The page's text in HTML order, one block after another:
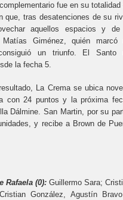
fue en su totalidad
que, tras desatenciones de su
aquellos espacios y
Giménez, quién marcó
un triunfo. El Santo
la fecha 5.
La Crema se ubica
con 24 puntos y la próxima
Dálmine. San Martin, por su
y recibe a Brown de
Rafaela (0): Guillermo Sara;
González, Agustín